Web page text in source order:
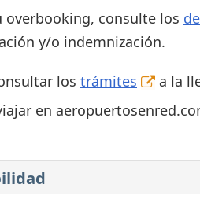
overbooking, consulte los
y/o indemnización.
los trámites a la
en